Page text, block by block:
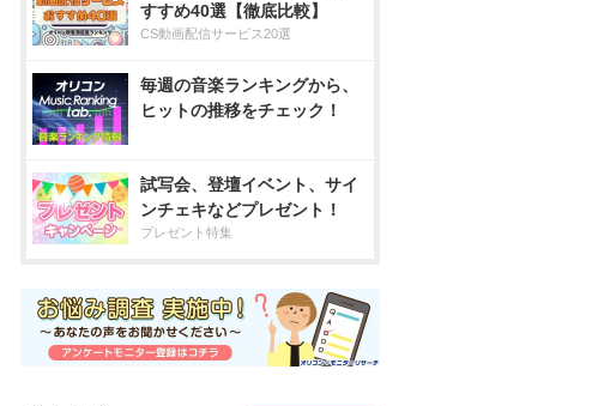
すすめ40選【徹底比較】
CS動画配信サービス20選
毎週の音楽ランキングから、
ヒットの推移をチェック！
試写会、登壇イベント、サイ
ンチェキなどプレゼント！
プレゼント特集